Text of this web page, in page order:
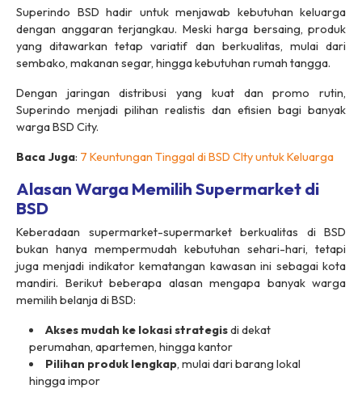
Superindo BSD hadir untuk menjawab kebutuhan keluarga
dengan anggaran terjangkau. Meski harga bersaing, produk
yang ditawarkan tetap variatif dan berkualitas, mulai dari
sembako, makanan segar, hingga kebutuhan rumah tangga.
Dengan jaringan distribusi yang kuat dan promo rutin,
Superindo menjadi pilihan realistis dan efisien bagi banyak
warga BSD City.
Baca Juga: 7 Keuntungan Tinggal di BSD CIty untuk Keluarga
Alasan Warga Memilih Supermarket di
BSD
Keberadaan supermarket-supermarket berkualitas di BSD
bukan hanya mempermudah kebutuhan sehari-hari, tetapi
juga menjadi indikator kematangan kawasan ini sebagai kota
mandiri. Berikut beberapa alasan mengapa banyak warga
memilih belanja di BSD:
Akses mudah ke lokasi strategisdi dekat
perumahan, apartemen, hingga kantor
Pilihan produk lengkap, mulai dari barang lokal
hingga impor